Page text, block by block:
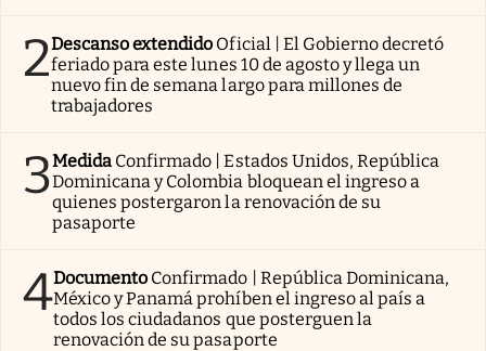
2Descanso extendido Oficial | El Gobierno decretó
feriado para este lunes 10 de agosto y llega un
nuevo fin de semana largo para millones de
trabajadores
3Medida Confirmado | Estados Unidos, República
Dominicana y Colombia bloquean el ingreso a
quienes postergaron la renovación de su
pasaporte
4Documento Confirmado | República Dominicana,
México y Panamá prohíben el ingreso al país a
todos los ciudadanos que posterguen la
renovación de su pasaporte